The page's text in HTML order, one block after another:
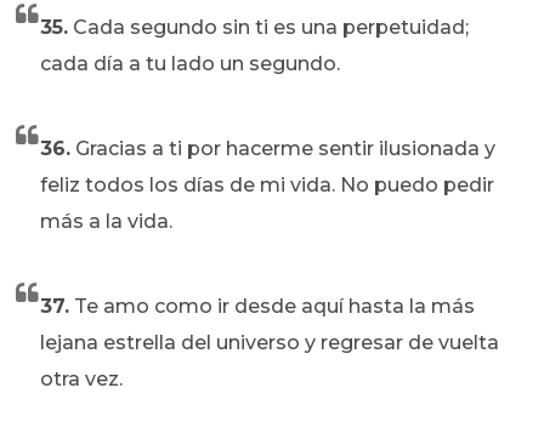
35. Cada segundo sin ti es una perpetuidad;
cada día a tu lado un segundo.
36. Gracias a ti por hacerme sentir ilusionada y
feliz todos los días de mi vida. No puedo pedir
más a la vida.
37. Te amo como ir desde aquí hasta la más
lejana estrella del universo y regresar de vuelta
otra vez.